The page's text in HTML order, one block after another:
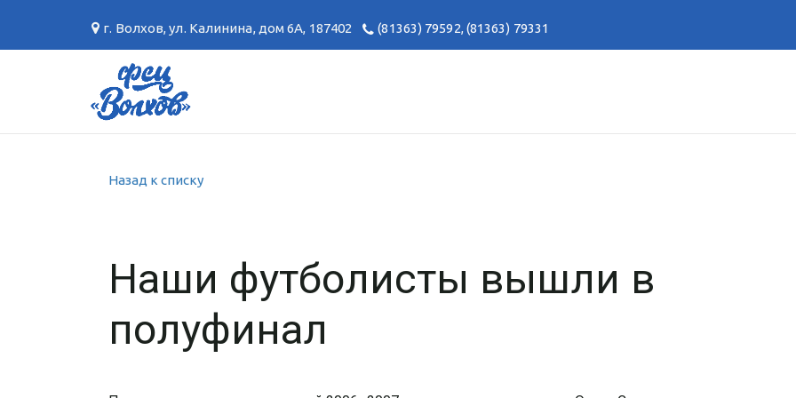
г. Волхов,ул. Калинина, дом 6А, 187402 (81363) 79592,(81363) 79331
Назад к списку
Наши футболисты вышли в
полуфинал